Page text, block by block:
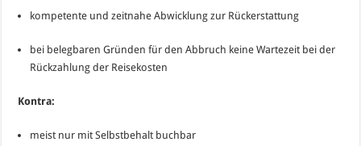
kompetente und zeitnahe Abwicklung zur Rückerstattung
bei belegbaren Gründen für den Abbruch keine Wartezeit bei der
Rückzahlung der Reisekosten
Kontra:
meist nur mit Selbstbehalt buchbar